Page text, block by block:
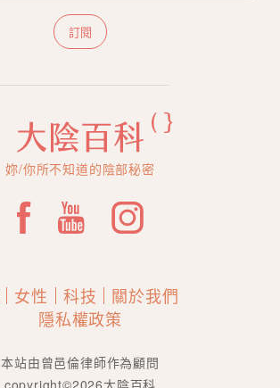
訂閱
妳/你所不知道的陰部秘密
女性 科技
關於我們
隱私權政策
本站由曾邑倫律師作為顧問
copyright©2026大陰百科